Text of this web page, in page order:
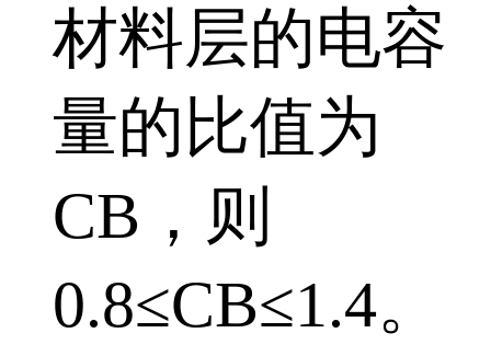
材料层的电容
量的比值为
CB，则
0.8≤CB≤1.4。